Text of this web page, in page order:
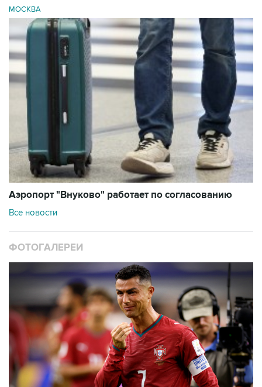
МОСКВА
Аэропорт "Внуково" работает по согласованию
Все новости
ФОТОГАЛЕРЕИ